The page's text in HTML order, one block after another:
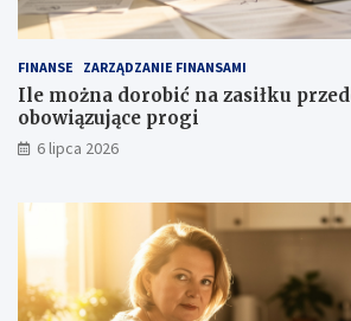
FINANSE ZARZĄDZANIE FINANSAMI
Ile można dorobić na zasiłku
obowiązujące progi
6 lipca 2026